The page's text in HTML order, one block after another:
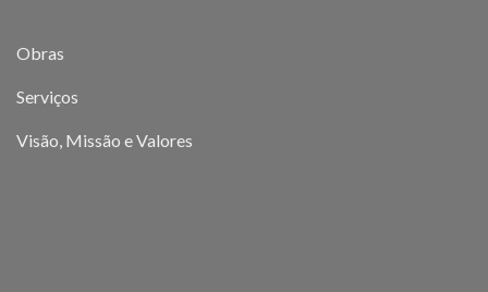
Obras
Serviços
Visão, Missão e Valores